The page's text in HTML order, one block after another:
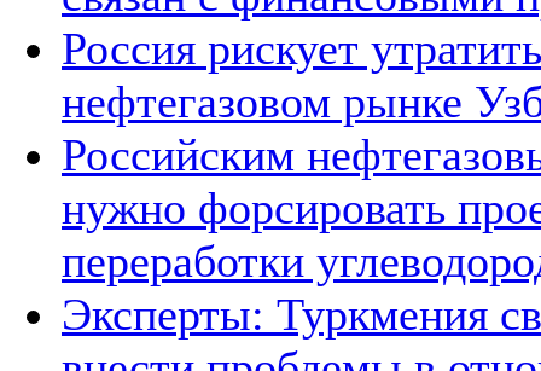
Россия рискует
нефтегазовом рынке
Российским
нужно форсировать
переработки
Эксперты: Туркмения